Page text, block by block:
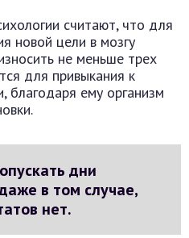
считают, что для
новой цели в мозгу
не меньше трех
для привыкания к
ему организм
дни
в том случае,
нет.